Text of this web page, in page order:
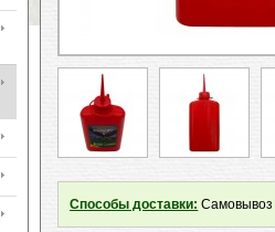
Способы доставки: Самовывоз